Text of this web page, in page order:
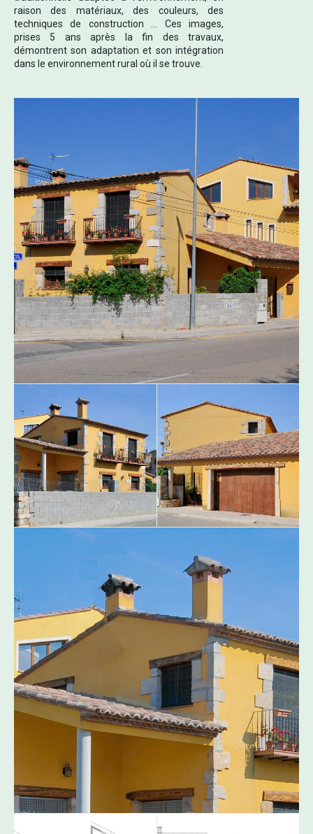
raison des matériaux, des couleurs, des
techniques de construction ... Ces images,
prises 5 ans après la fin des travaux,
démontrent son adaptation et son intégration
dans le environnement rural où il se trouve.